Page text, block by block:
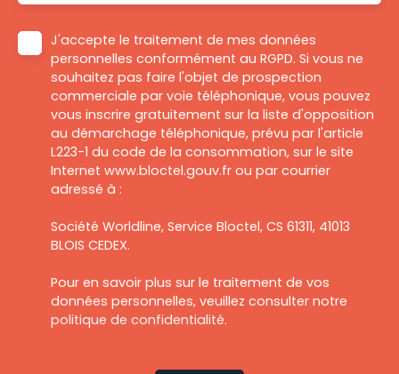
J'accepte le traitement de mes données
personnelles conformément au RGPD. Si vous ne
souhaitez pas faire l'objet de prospection
commerciale par voie téléphonique, vous pouvez
vous inscrire gratuitement sur la liste d'opposition
au démarchage téléphonique, prévu par l'article
L223-1 du code de la consommation, sur le site
Internet www.bloctel.gouv.fr ou par courrier
adressé à :
Société Worldline, Service Bloctel, CS 61311, 41013
BLOIS CEDEX.
Pour en savoir plus sur le traitement de vos
données personnelles, veuillez consulter notre
politique de confidentialité.